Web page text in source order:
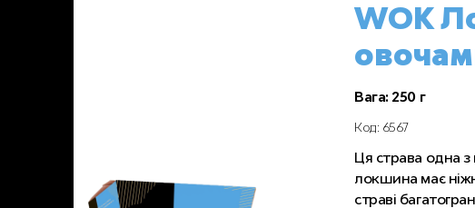
WOK
Вага: 250 г
Код: 6567
Ця страва одна з
локшина має
страві